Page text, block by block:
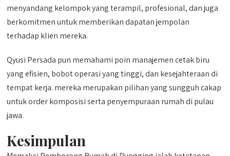
menyandang kelompok yang terampil, profesional, dan juga
berkomitmen untuk memberikan dapatan jempolan
terhadap klien mereka.
Qyusi Persada pun memahami poin manajemen cetak biru
yang efisien, bobot operasi yang tinggi, dan kesejahteraan di
tempat kerja. mereka merupakan pilihan yang sungguh cakap
untuk order komposisi serta penyempuraan rumah di pulau
jawa.
Kesimpulan